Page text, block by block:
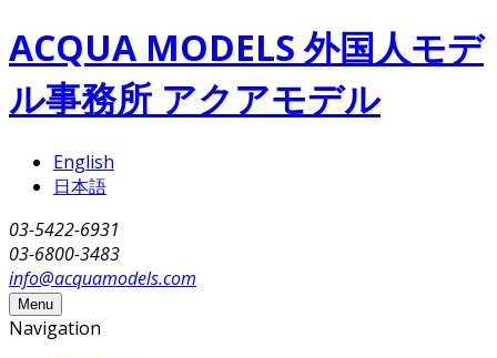
Skip to main content
ACQUA MODELS 外国人モデ
ル事務所 アクアモデル
English
日本語
03-5422-6931
03-6800-3483
info@acquamodels.com
Menu
Navigation